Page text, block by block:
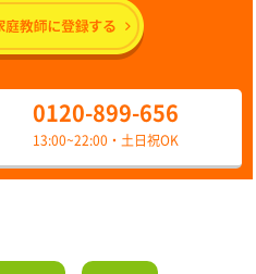
0120-899-656
13:00~22:00・土日祝OK